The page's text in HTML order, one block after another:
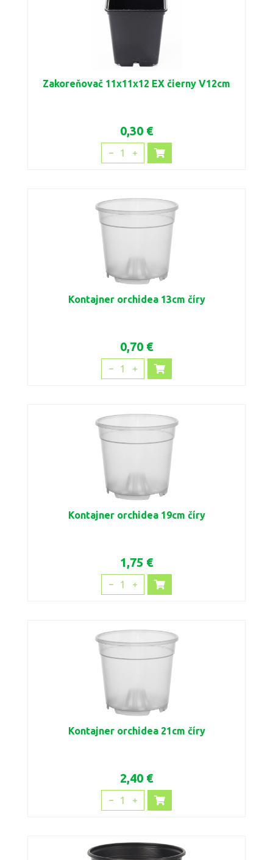
Zakoreňovač 11x11x12 EX čierny V12cm
0,30 €
1
Kontajner orchidea 13cm číry
0,70 €
1
Kontajner orchidea 19cm číry
1,75 €
1
Kontajner orchidea 21cm číry
2,40 €
1